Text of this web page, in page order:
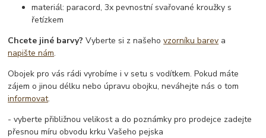
materiál: paracord, 3x pevnostní svařované kroužky s
řetízkem
Chcete jiné barvy? Vyberte si z našehovzorníku barev a
napište nám.
Obojek pro vás rádi vyrobíme i v setu s vodítkem. Pokud máte
zájem o jinou délku nebo úpravu obojku, neváhejte nás o tom
informovat.
- vyberte přibližnou velikost a do poznámky pro prodejce zadejte
přesnou míru obvodu krku Vašeho pejska